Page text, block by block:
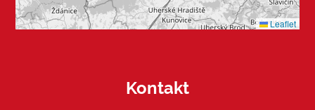
Leaflet
Kontakt